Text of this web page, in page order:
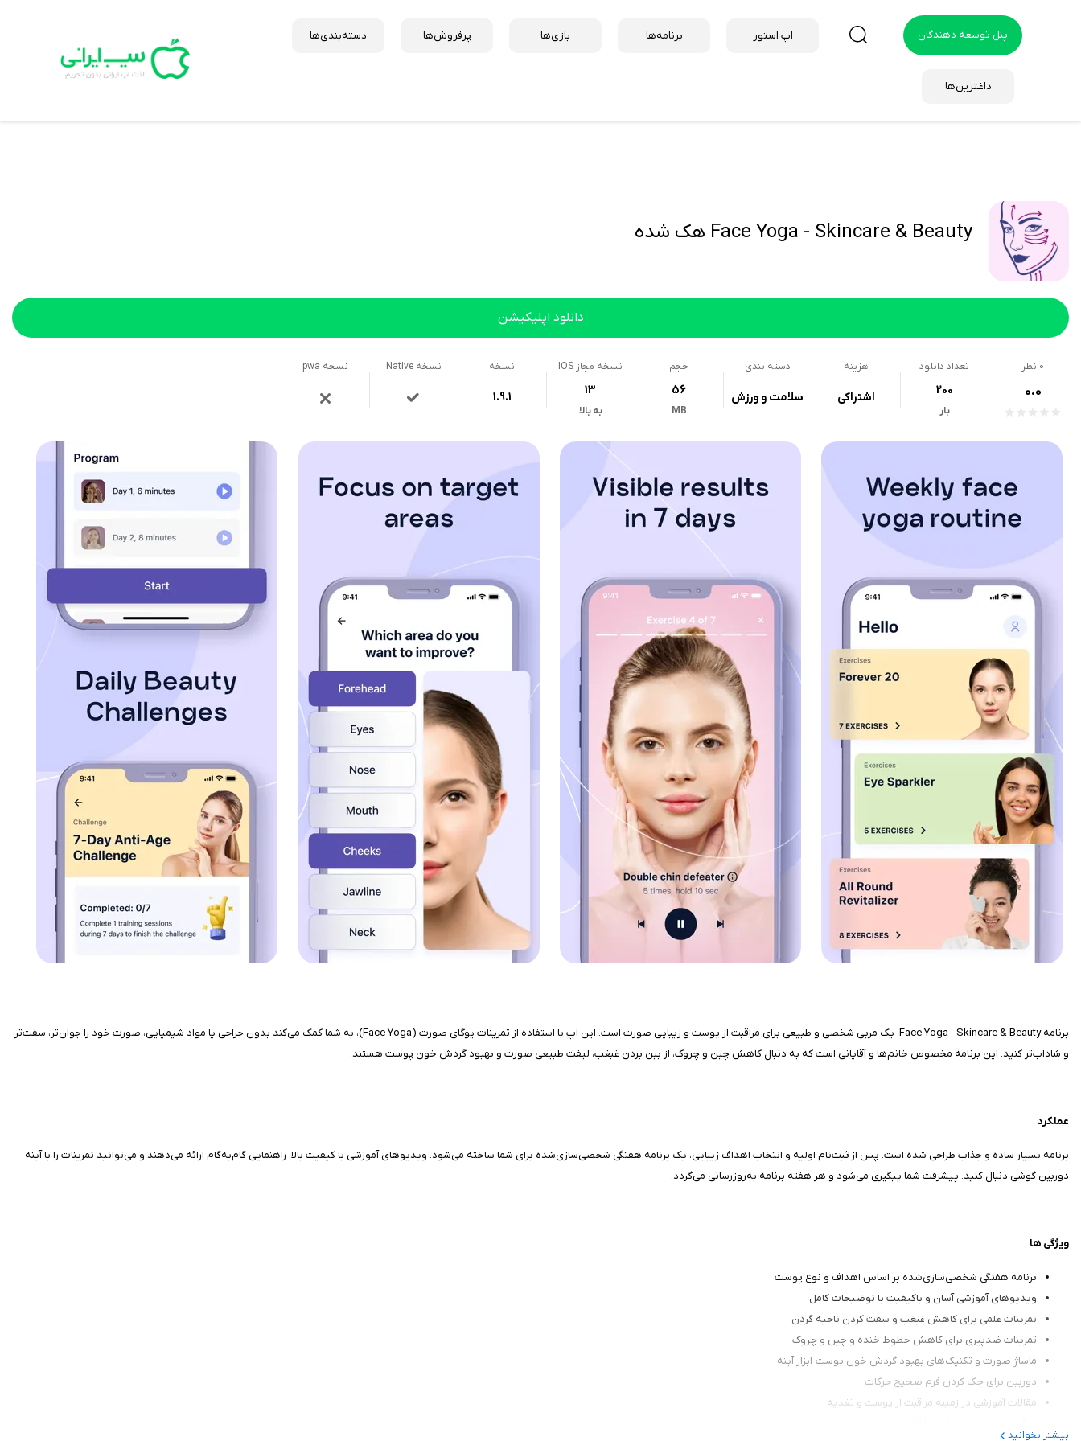
پنل توسعه دهندگان اپ استور برنامه‌ها بازی‌ها پرفروش‌ها دسته‌بندی‌ها
داغترین‌ها
Face Yoga - Skincare & Beauty هک شده
دانلود اپلیکیشن
0 نظر
0.0
تعداد دانلود
200
بار
هزینه
اشتراکی
دسته بندی
سلامت و ورزش
حجم
56
MB
نسخه مجاز IOS
13
به بالا
نسخه
1.9.1
نسخه Native نسخه pwa
برنامه Face Yoga - Skincare & Beauty، یک مربی شخصی و طبیعی برای مراقبت از پوست و زیبایی صورت است. این اپ با استفاده از تمرینات یوگای صورت (Face Yoga)، به شما کمک می‌کند بدون جراحی یا مواد شیمیایی، صورت خود را جوان‌تر، سفت‌تر
و شاداب‌تر کنید. این برنامه مخصوص خانم‌ها و آقایانی است که به دنبال کاهش چین و چروک، از بین بردن غبغب، لیفت طبیعی صورت و بهبود گردش خون پوست هستند.
عملکرد
برنامه بسیار ساده و جذاب طراحی شده است. پس از ثبت‌نام اولیه و انتخاب اهداف زیبایی، یک برنامه هفتگی شخصی‌سازی‌شده برای شما ساخته می‌شود. ویدیوهای آموزشی با کیفیت بالا، راهنمایی گام‌به‌گام ارائه می‌دهند و می‌توانید تمرینات را با آینه
دوربین گوشی دنبال کنید. پیشرفت شما پیگیری می‌شود و هر هفته برنامه به‌روزرسانی می‌گردد.
ویژگی ها
برنامه هفتگی شخصی‌سازی‌شده بر اساس اهداف و نوع پوست
ویدیوهای آموزشی آسان و باکیفیت با توضیحات کامل
تمرینات علمی برای کاهش غبغب و سفت کردن ناحیه گردن
تمرینات ضدپیری برای کاهش خطوط خنده و چین و چروک
ماساژ صورت و تکنیک‌های بهبود گردش خون پوست ابزار آینه
دوربین برای چک کردن فرم صحیح حرکات
مقالات آموزشی در زمینه مراقبت از پوست و تغذیه
بیشتر بخوانید